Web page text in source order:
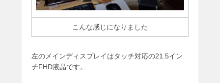
こんな感じになりました
左のメインディスプレイはタッチ対応の21.5イン
チFHD液晶です。